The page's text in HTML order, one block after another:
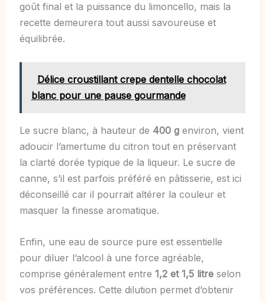
goût final et la puissance du limoncello, mais la
recette demeurera tout aussi savoureuse et
équilibrée.
Délice croustillant crepe dentelle chocolat
blanc pour une pause gourmande
Le sucre blanc, à hauteur de 400 genviron, vient
adoucir l’amertume du citron tout en préservant
la clarté dorée typique de la liqueur. Le sucre de
canne, s’il est parfois préféré en pâtisserie, est ici
déconseillé car il pourrait altérer la couleur et
masquer la finesse aromatique.
Enfin, une eau de source pure est essentielle
pour diluer l’alcool à une force agréable,
comprise généralement entre 1,2 et 1,5 litreselon
vos préférences. Cette dilution permet d’obtenir